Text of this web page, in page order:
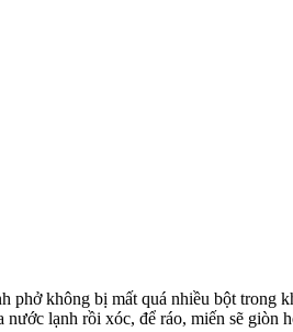
phở không bị mất quá nhiều bột
lạnh rồi xóc, để ráo, miến sẽ giòn